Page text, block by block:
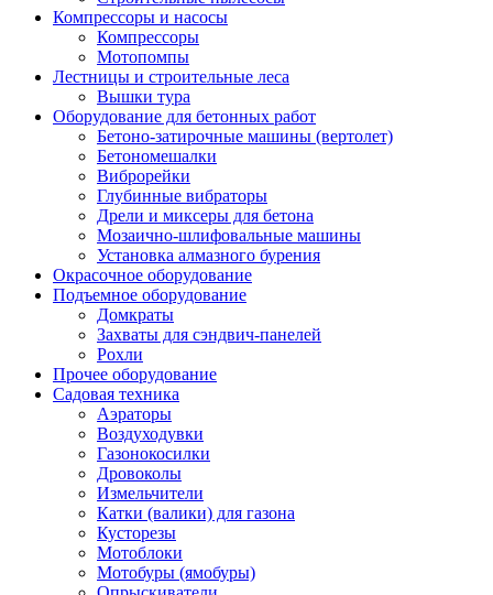
Компрессоры и насосы
Компрессоры
Мотопомпы
Лестницы и строительные леса
Вышки тура
Оборудование для бетонных работ
Бетоно-затирочные машины (вертолет)
Бетономешалки
Виброрейки
Глубинные вибраторы
Дрели и миксеры для бетона
Мозаично-шлифовальные машины
Установка алмазного бурения
Окрасочное оборудование
Подъемное оборудование
Домкраты
Захваты для сэндвич-панелей
Рохли
Прочее оборудование
Садовая техника
Аэраторы
Воздуходувки
Газонокосилки
Дровоколы
Измельчители
Катки (валики) для газона
Кусторезы
Мотоблоки
Мотобуры (ямобуры)